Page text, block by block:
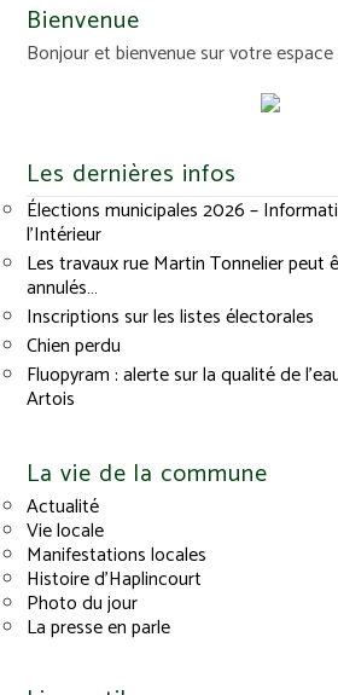
Bienvenue
Bonjour et bienvenue sur votre
Les dernières infos
Élections municipales 2026 –
l’Intérieur
Les travaux rue Martin Tonnelier peut
annulés…
Inscriptions sur les listes électorales
Chien perdu
Fluopyram : alerte sur la qualité de
Artois
La vie de la commune
Actualité
Vie locale
Manifestations locales
Histoire d’Haplincourt
Photo du jour
La presse en parle